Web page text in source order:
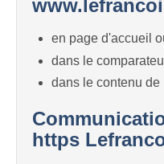
en page d'accueil
dans le
dans le contenu de
https